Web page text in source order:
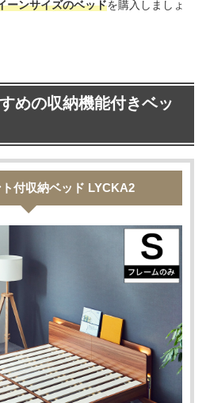
ーンサイズのベッドを購入しましょ
めの収納機能付きベッ
付収納ベッド LYCKA2